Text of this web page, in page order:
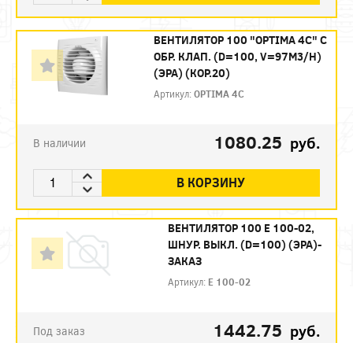
ВЕНТИЛЯТОР 100 "OPTIMA 4С" С
ОБР. КЛАП. (D=100, V=97M3/H)
(ЭРА) (КОР.20)
Артикул:OPTIMA 4С
В наличии 1080.25 руб.
В КОРЗИНУ
ВЕНТИЛЯТОР 100 Е 100-02,
ШНУР. ВЫКЛ. (D=100) (ЭРА)-
ЗАКАЗ
Артикул: Е 100-02
Под заказ 1442.75 руб.